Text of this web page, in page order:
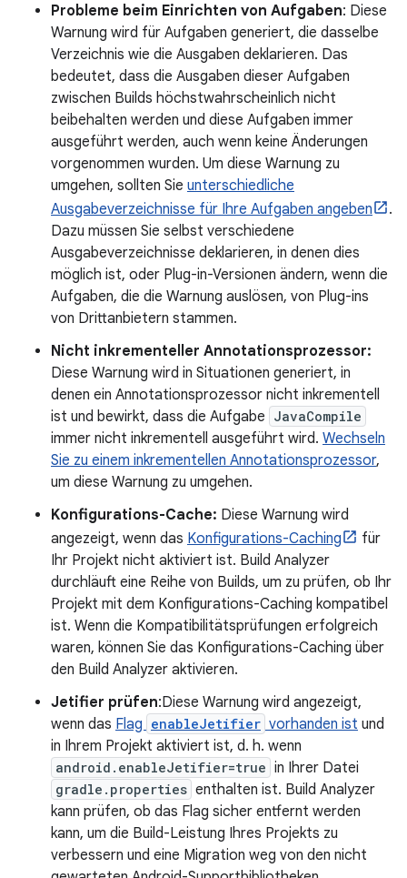
Probleme beim Einrichten von Aufgaben: Diese
Warnung wird für Aufgaben generiert, die dasselbe
Verzeichnis wie die Ausgaben deklarieren. Das
bedeutet, dass die Ausgaben dieser Aufgaben
zwischen Builds höchstwahrscheinlich nicht
beibehalten werden und diese Aufgaben immer
ausgeführt werden, auch wenn keine Änderungen
vorgenommen wurden. Um diese Warnung zu
umgehen, sollten Sie unterschiedliche
Ausgabeverzeichnisse für Ihre Aufgaben angeben
.
Dazu müssen Sie selbst verschiedene
Ausgabeverzeichnisse deklarieren, in denen dies
möglich ist, oder Plug-in-Versionen ändern, wenn die
Aufgaben, die die Warnung auslösen, von Plug-ins
von Drittanbietern stammen.
Nicht inkrementeller Annotationsprozessor:
Diese Warnung wird in Situationen generiert, in
denen ein Annotationsprozessor nicht inkrementell
ist und bewirkt, dass die Aufgabe JavaCompile
immer nicht inkrementell ausgeführt wird. Wechseln
Sie zu einem inkrementellen Annotationsprozessor,
um diese Warnung zu umgehen.
Konfigurations-Cache: Diese Warnung wird
angezeigt, wenn das Konfigurations-Caching
für
Ihr Projekt nicht aktiviert ist. Build Analyzer
durchläuft eine Reihe von Builds, um zu prüfen, ob Ihr
Projekt mit dem Konfigurations-Caching kompatibel
ist. Wenn die Kompatibilitätsprüfungen erfolgreich
waren, können Sie das Konfigurations-Caching über
den Build Analyzer aktivieren.
Jetifier prüfen:Diese Warnung wird angezeigt,
wenn das Flag enableJetifier vorhanden ist und
in Ihrem Projekt aktiviert ist, d. h. wenn
android.enableJetifier=true in Ihrer Datei
gradle.properties enthalten ist. Build Analyzer
kann prüfen, ob das Flag sicher entfernt werden
kann, um die Build-Leistung Ihres Projekts zu
verbessern und eine Migration weg von den nicht